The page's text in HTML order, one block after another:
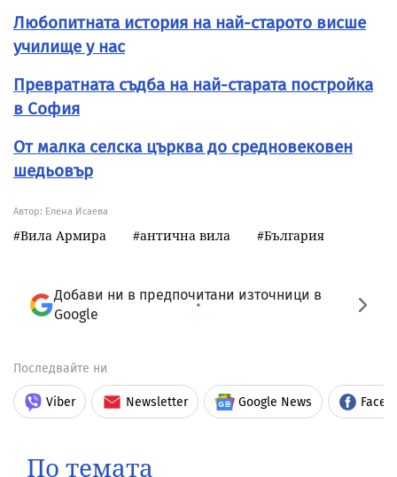
Любопитната история на най-старото висше
училище у нас
Превратната съдба на най-старата постройка
в София
От малка селска църква до средновековен
шедьовър
Автор: Елена Исаева
Вила Армира антична вила България
Добави ни в предпочитани източници в
Google
Последвайте ни
Viber Newsletter Google News
По темата